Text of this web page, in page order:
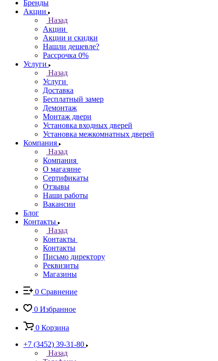
Бренды
Акции
Назад
Акции
Акции и скидки
Нашли дешевле?
Рассрочка 0%
Услуги
Назад
Услуги
Доставка
Бесплатный замер
Демонтаж
Монтаж двери
Установка входных дверей
Установка межкомнатных дверей
Компания
Назад
Компания
О магазине
Сертификаты
Отзывы
Наши работы
Вакансии
Блог
Контакты
Назад
Контакты
Контакты
Письмо директору
Реквизиты
Магазины
0 Сравнение
0 Избранное
0 Корзина
+7 (3452) 39-31-80
Назад